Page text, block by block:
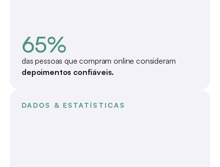
65%
depoimentos confiáveis.
DADOS & ESTATÍSTICAS